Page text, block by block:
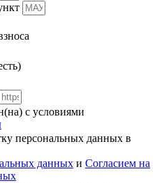
с условиями
персональных данных в
данных и Согласием на